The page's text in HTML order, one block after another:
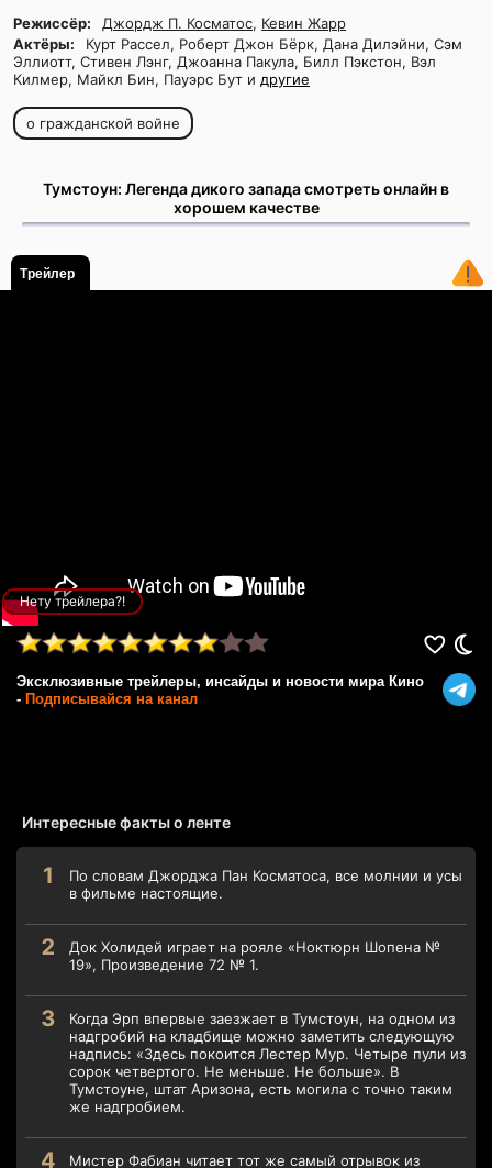
Режиссёр:
Джордж П. Косматос, Кевин Жарр
Актёры:
Курт Рассел, Роберт Джон Бёрк, Дана Дилэйни, Сэм
Эллиотт, Стивен Лэнг, Джоанна Пакула, Билл Пэкстон, Вэл
Килмер, Майкл Бин, Пауэрс Бут и другие
о гражданской войне
Тумстоун: Легенда дикого запада смотреть онлайн в
хорошем качестве
Трейлер
Нету трейлера?!
Эксклюзивные трейлеры, инсайды и новости мира Кино
- Подписывайся на канал
Интересные факты о ленте
По словам Джорджа Пан Косматоса, все молнии и усы
в фильме настоящие.
Док Холидей играет на рояле «Ноктюрн Шопена №
19», Произведение 72 № 1.
Когда Эрп впервые заезжает в Тумстоун, на одном из
надгробий на кладбище можно заметить следующую
надпись: «Здесь покоится Лестер Мур. Четыре пули из
сорок четвертого. Не меньше. Не больше». В
Тумстоуне, штат Аризона, есть могила с точно таким
же надгробием.
Мистер Фабиан читает тот же самый отрывок из